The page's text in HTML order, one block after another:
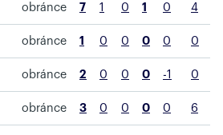
obránce 7 1 0 1 0 4
obránce 1 0 0 0 0 0
obránce 2 0 0 0 -1 0
obránce 3 0 0 0 0 6